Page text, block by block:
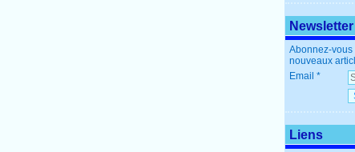
Newsletter
Abonnez-vous
nouveaux
Email
Liens